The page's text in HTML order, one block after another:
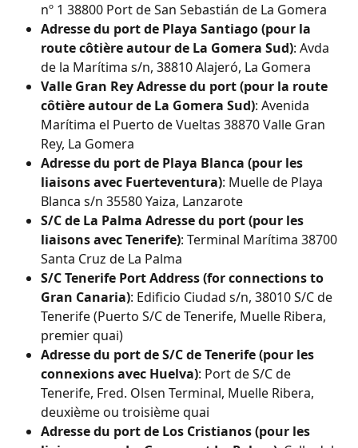
nº 1 38800 Port de San Sebastián de La Gomera
Adresse du port de Playa Santiago (pour la
route côtière autour de La Gomera Sud): Avda
de la Marítima s/n, 38810 Alajeró, La Gomera
Valle Gran Rey Adresse du port (pour la route
côtière autour de La Gomera Sud): Avenida
Marítima el Puerto de Vueltas 38870 Valle Gran
Rey, La Gomera
Adresse du port de Playa Blanca (pour les
liaisons avec Fuerteventura): Muelle de Playa
Blanca s/n 35580 Yaiza, Lanzarote
S/C de La Palma Adresse du port (pour les
liaisons avec Tenerife): Terminal Marítima 38700
Santa Cruz de La Palma
S/C Tenerife Port Address (for connections to
Gran Canaria): Edificio Ciudad s/n, 38010 S/C de
Tenerife (Puerto S/C de Tenerife, Muelle Ribera,
premier quai)
Adresse du port de S/C de Tenerife (pour les
connexions avec Huelva): Port de S/C de
Tenerife, Fred. Olsen Terminal, Muelle Ribera,
deuxième ou troisième quai
Adresse du port de Los Cristianos (pour les